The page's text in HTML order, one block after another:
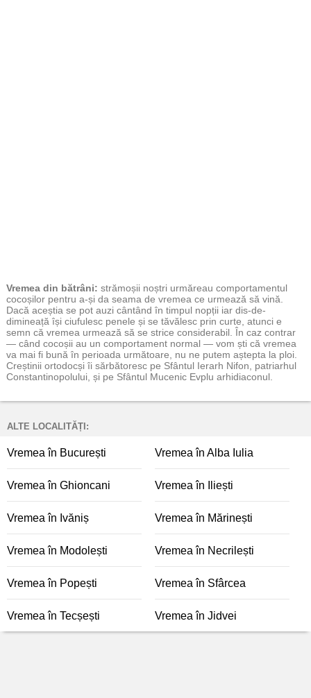
Vremea din bătrâni: strămoșii noștri urmăreau comportamentul
cocoșilor pentru a-și da seama de vremea ce urmează să vină.
Dacă aceștia se pot auzi cântând în timpul nopții iar dis-de-
dimineață își ciufulesc penele și se tăvălesc prin curte, atunci e
semn că vremea urmează să se strice considerabil. În caz contrar
— când cocoșii au un comportament normal — vom ști că vremea
va mai fi bună în perioada următoare, nu ne putem aștepta la ploi.
Creștinii ortodocși îi sărbătoresc pe Sfântul Ierarh Nifon, patriarhul
Constantinopolului, și pe Sfântul Mucenic Evplu arhidiaconul.
ALTE LOCALITĂȚI:
Vremea în București Vremea în Alba Iulia
Vremea în Ghioncani Vremea în Iliești
Vremea în Ivăniș Vremea în Mărinești
Vremea în Modolești Vremea în Necrilești
Vremea în Popești Vremea în Sfârcea
Vremea în Tecșești Vremea în Jidvei